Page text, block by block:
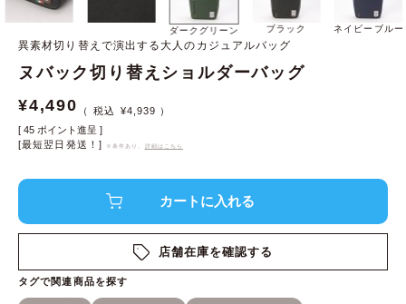
ダークグリーン ブラック ネイビーブルー
異素材切り替えで演出する大人のカジュアルバッグ
ヌバック切り替えショルダーバッグ
¥4,490 ¥4,939
[ 45 ポイント進呈 ]
[最短翌日発送！]
※条件あり、 詳細はこちら
店舗在庫を確認する